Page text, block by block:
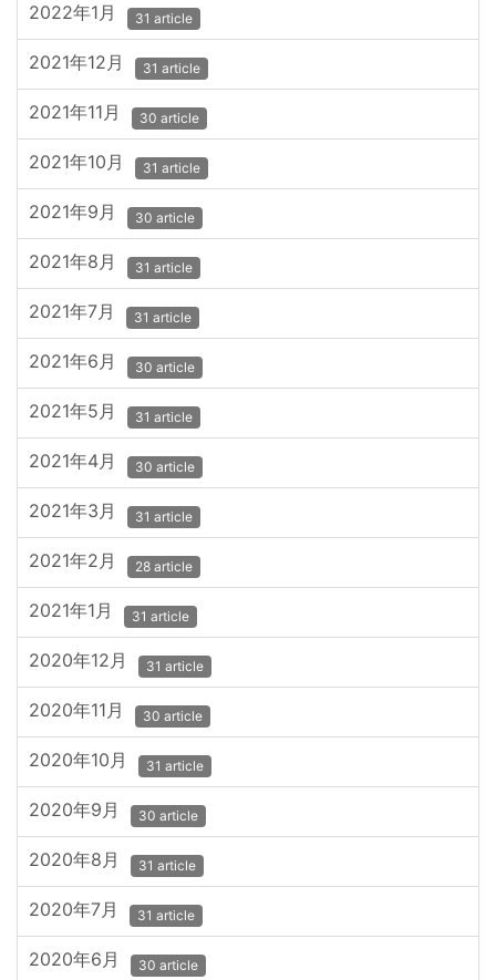
2022年1月 31 article
2021年12月 31 article
2021年11月 30 article
2021年10月 31 article
2021年9月 30 article
2021年8月 31 article
2021年7月 31 article
2021年6月 30 article
2021年5月 31 article
2021年4月 30 article
2021年3月 31 article
2021年2月 28 article
2021年1月 31 article
2020年12月 31 article
2020年11月 30 article
2020年10月 31 article
2020年9月 30 article
2020年8月 31 article
2020年7月 31 article
2020年6月 30 article